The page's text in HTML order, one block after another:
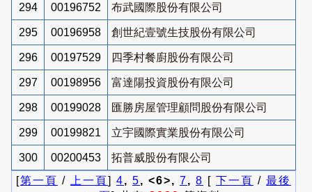
294 00196752 布武國際股份有限公司
295 00196958 創世紀壹號生技股份有限公司
296 00197529 四季村餐廚股份有限公司
297 00198956 富達陽投資股份有限公司
298 00199028 匯勝房屋管理顧問股份有限公司
299 00199821 立宇國際實業股份有限公司
300 00200453
拓普威股份有限公司
[第一頁 / 上一頁] 4, 5, <6>, 7, 8 [ 下一頁 / 最後